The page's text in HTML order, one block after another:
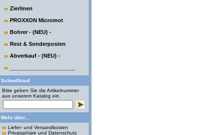
Zierlinen
PROXXON Micromot
Bohrer - (NEU) -
Rest & Sonderposten
Abverkauf - (NEU) -
Schnellkauf
Bitte geben Sie die Artikelnummer
aus unserem Katalog ein.
Mehr über...
Liefer- und Versandkosten
Privatsphäre und Datenschutz